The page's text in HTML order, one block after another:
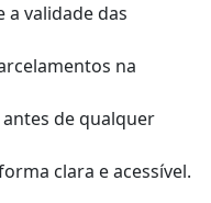
validade das
na
de qualquer
clara e acessível.